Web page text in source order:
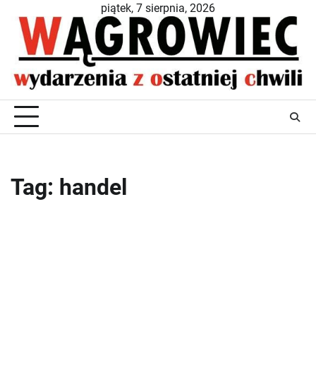
content
piątek, 7 sierpnia, 2026
Tag: handel